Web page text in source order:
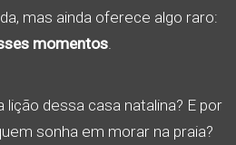
mas ainda oferece algo raro:
momentos.
lição dessa casa natalina? E por
sonha em morar na praia?